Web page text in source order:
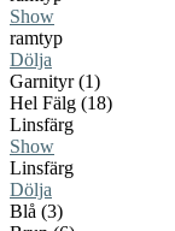
Show
ramtyp
Dölja
Garnityr (1)
Hel Fälg (18)
Linsfärg
Show
Linsfärg
Dölja
Blå (3)